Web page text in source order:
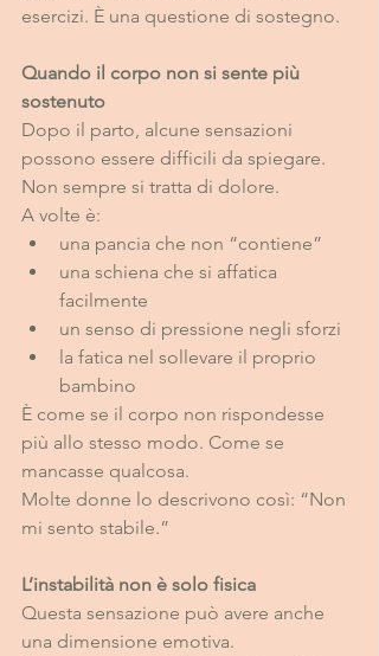
esercizi. È una questione di sostegno.
Quando il corpo non si sente più
sostenuto
Dopo il parto, alcune sensazioni
possono essere difficili da spiegare.
Non sempre si tratta di dolore.
A volte è:
una pancia che non “contiene”
una schiena che si affatica
facilmente
un senso di pressione negli sforzi
la fatica nel sollevare il proprio
bambino
È come se il corpo non rispondesse
più allo stesso modo. Come se
mancasse qualcosa.
Molte donne lo descrivono così: “Non
mi sento stabile.”
L’instabilità non è solo fisica
Questa sensazione può avere anche
una dimensione emotiva.